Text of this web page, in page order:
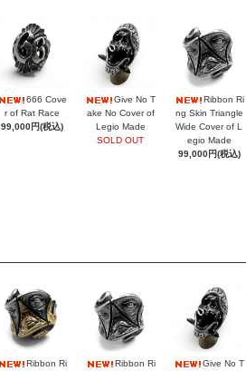
666 Cove
r of Rat Race
99,000円(税込)
Give No T
ake No Cover of
Legio Made
SOLD OUT
Ribbon Ri
ng Skin Triangle
Wide Cover of L
egio Made
99,000円(税込)
Ribbon Ri
Ribbon Ri
Give No T